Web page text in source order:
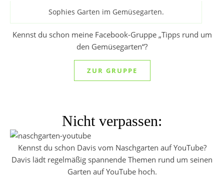
Sophies Garten im Gemüsegarten.
Kennst du schon meine Facebook-Gruppe „Tipps rund um
den Gemüsegarten“?
ZUR GRUPPE
Nicht verpassen:
Kennst du schon Davis vom Naschgarten auf YouTube?
Davis lädt regelmäßig spannende Themen rund um seinen
Garten auf YouTube hoch.